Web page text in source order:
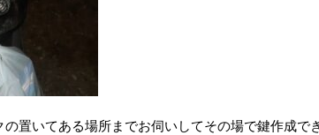
置いてある場所までお伺いしてその場で鍵作成で